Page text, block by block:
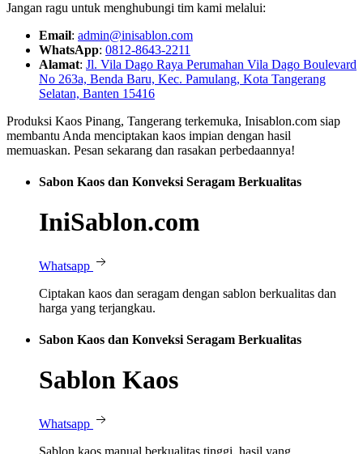
Jangan ragu untuk menghubungi tim kami melalui:
Email: admin@inisablon.com
WhatsApp: 0812-8643-2211
Alamat: Jl. Vila Dago Raya Perumahan Vila Dago Boulevard
No 263a, Benda Baru, Kec. Pamulang, Kota Tangerang
Selatan, Banten 15416
Produksi Kaos Pinang, Tangerang terkemuka, Inisablon.com siap
membantu Anda menciptakan kaos impian dengan hasil
memuaskan. Pesan sekarang dan rasakan perbedaannya!
Sabon Kaos dan Konveksi Seragam Berkualitas
IniSablon.com
Whatsapp
Ciptakan kaos dan seragam dengan sablon berkualitas dan
harga yang terjangkau.
Sabon Kaos dan Konveksi Seragam Berkualitas
Sablon Kaos
Whatsapp